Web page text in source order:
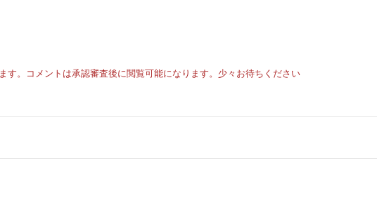
す。コメントは承認審査後に閲覧可能になります。少々お待ちください